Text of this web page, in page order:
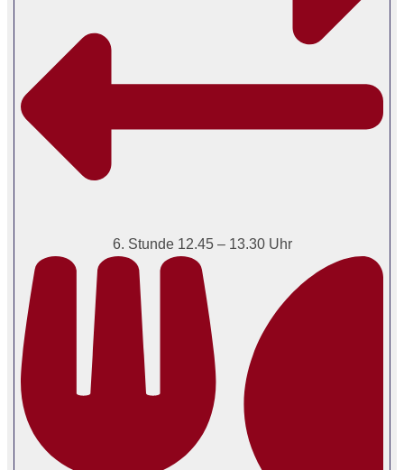
6. Stunde 12.45 – 13.30 Uhr